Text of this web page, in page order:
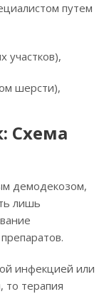
путем
участков),
шерсти),
Схема
демодекозом,
лишь
инфекцией или
то терапия